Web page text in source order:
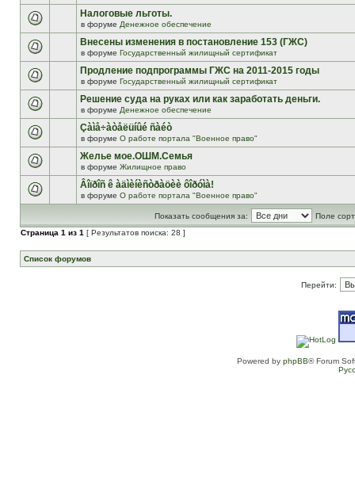
Налоговые льготы.
в форуме Денежное обеспечение
Внесены изменения в постановление 153 (ГЖС)
в форуме Государственный жилищный сертификат
Продление подпрограммы ГЖС на 2011-2015 годы
в форуме Государственный жилищный сертификат
Решение суда на руках или как заработать деньги.
в форуме Денежное обеспечение
Çàìå÷àòåëüíûé ñàéò
в форуме О работе портала "Военное право"
Желье мое.ОШМ.Семья
в форуме Жилищное право
Âîïðîñ ê àäìèíèñòðàöèè ôîðóìà!
в форуме О работе портала "Военное право"
Показать сообщения за:
Поле
Страница 1 из 1 [ Результатов поиска: 28 ]
Список форумов
Перейти:
Powered by phpBB® Forum